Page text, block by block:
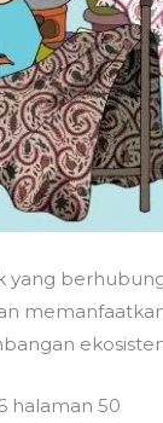
halaman 50